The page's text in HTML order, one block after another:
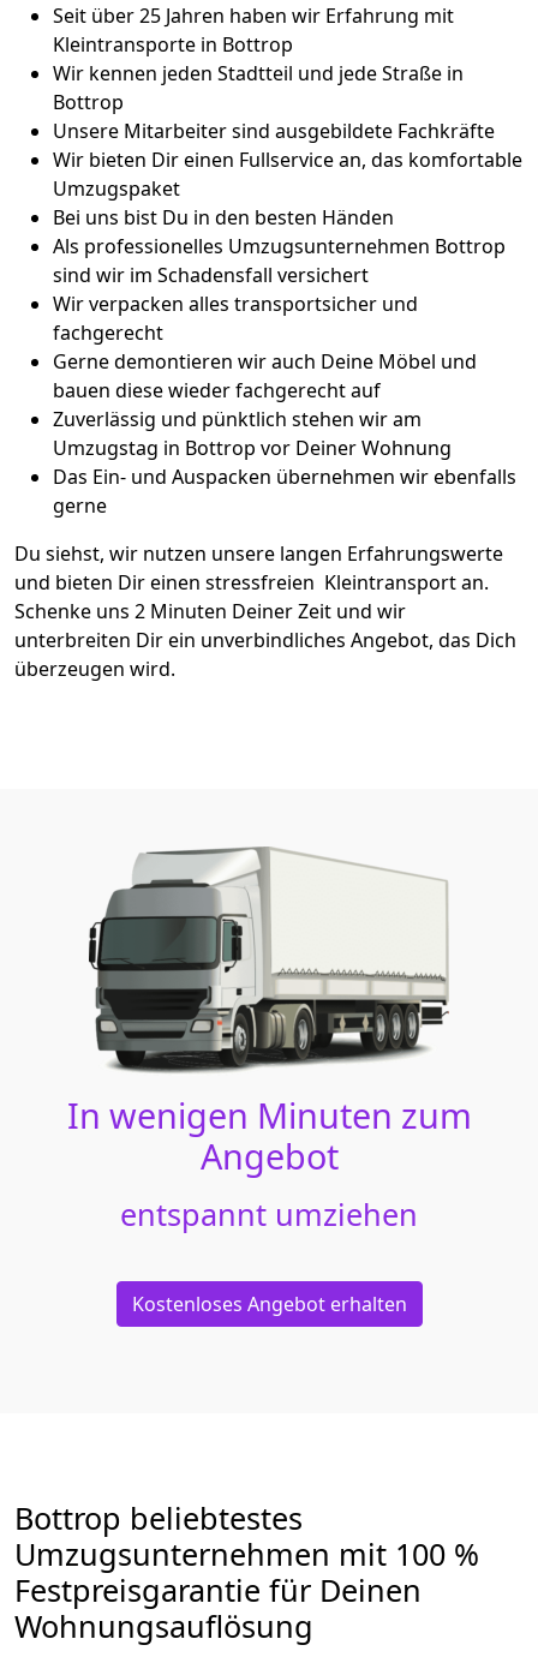
Seit über 25 Jahren haben wir Erfahrung mit
Kleintransporte in Bottrop
Wir kennen jeden Stadtteil und jede Straße in
Bottrop
Unsere Mitarbeiter sind ausgebildete Fachkräfte
Wir bieten Dir einen Fullservice an, das komfortable
Umzugspaket
Bei uns bist Du in den besten Händen
Als professionelles Umzugsunternehmen Bottrop
sind wir im Schadensfall versichert
Wir verpacken alles transportsicher und
fachgerecht
Gerne demontieren wir auch Deine Möbel und
bauen diese wieder fachgerecht auf
Zuverlässig und pünktlich stehen wir am
Umzugstag in Bottrop vor Deiner Wohnung
Das Ein- und Auspacken übernehmen wir ebenfalls
gerne
Du siehst, wir nutzen unsere langen Erfahrungswerte
und bieten Dir einen stressfreien Kleintransport an.
Schenke uns 2 Minuten Deiner Zeit und wir
unterbreiten Dir ein unverbindliches Angebot, das Dich
überzeugen wird.
In wenigen Minuten zum
Angebot
entspannt umziehen
Kostenloses Angebot erhalten
Bottrop beliebtestes
Umzugsunternehmen mit 100 %
Festpreisgarantie für Deinen
Wohnungsauflösung